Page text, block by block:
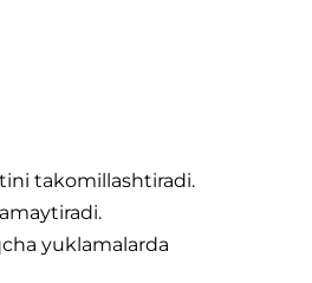
takomillashtiradi.
yuklamalarda